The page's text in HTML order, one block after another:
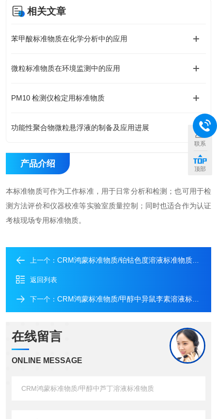
相关文章
苯甲酸标准物质在化学分析中的应用
微粒标准物质在环境监测中的应用
PM10 检测仪检定用标准物质
功能性聚合物微粒悬浮液的制备及应用进展
产品介绍
本标准物质可作为工作标准，用于日常分析和检测；也可用于检
测方法评价和仪器校准等实验室质量控制；同时也适合作为认证
考核现场专用标准物质。
上一个： CRM鸿蒙标准物质/铂钴色度溶液标准物质500度.500mL
返回列表
下一个： CRM鸿蒙标准物质/甲醇中异鼠李素溶液标准物质
在线留言
ONLINE MESSAGE
联系
顶部